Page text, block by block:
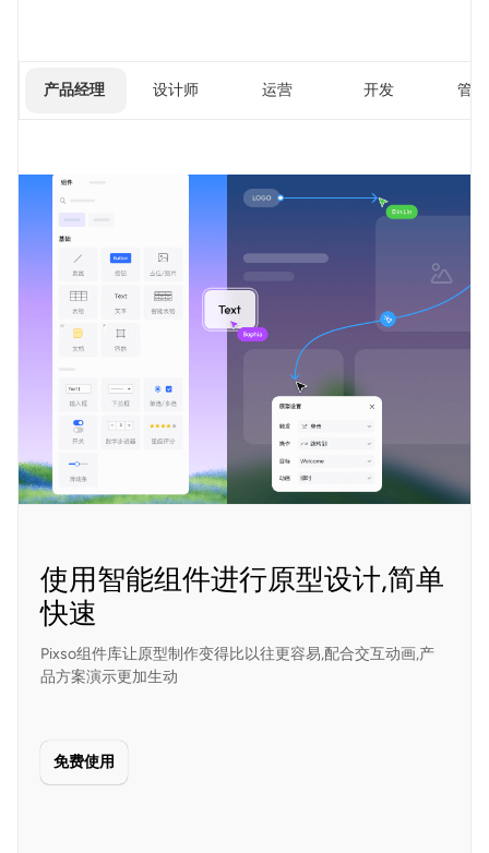
产品经理 设计师 运营 开发 管
使用智能组件进行原型设计,简单
快速
Pixso组件库让原型制作变得比以往更容易,配合交互动画,产
品方案演示更加生动
免费使用